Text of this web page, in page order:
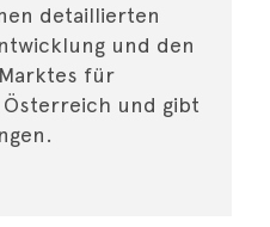
detaillierten
und den
für
und gibt